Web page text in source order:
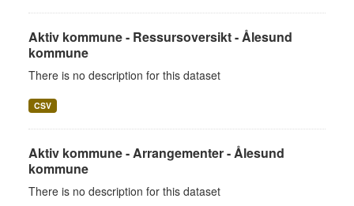
Aktiv kommune - Ressursoversikt - Ålesund
kommune
There is no description for this dataset
CSV
Aktiv kommune - Arrangementer - Ålesund
kommune
There is no description for this dataset